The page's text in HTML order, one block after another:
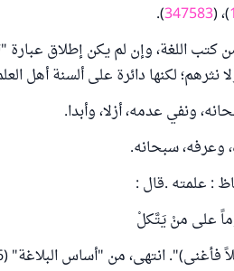
)، (347583
).
اللغة، وإن لم يكن إطلاق عبارة
لكنها دائرة على ألسنة أهل
ونفي عدمه، أزلا، وأبدا.
وعرفه، سبحانه.
: علمته .قال :
على منْ يَتَّكلْ
انتهى، من "أساس البلاغة" (666).